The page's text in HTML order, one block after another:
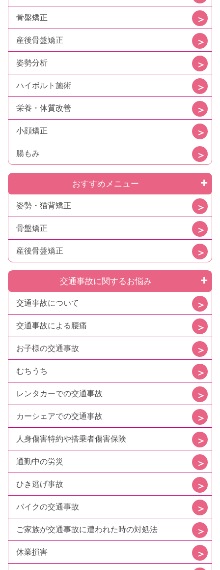
骨盤矯正
産後骨盤矯正
姿勢分析
ハイボルト施術
栄養・体質改善
小顔矯正
腸もみ
おすすめメニュー
姿勢・猫背矯正
骨盤矯正
産後骨盤矯正
交通事故に関するお悩み
交通事故について
交通事故による腰痛
お子様の交通事故
むちうち
レンタカーでの交通事故
カーシェアでの交通事故
人身傷害特約や搭乗者傷害保険
通勤中の労災
ひき逃げ事故
バイクの交通事故
ご家族が交通事故に遭われた時の対処法
休業損害